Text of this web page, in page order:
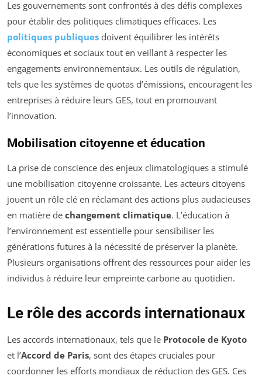
Les gouvernements sont confrontés à des défis complexes
pour établir des politiques climatiques efficaces. Les
politiques publiques doivent équilibrer les intérêts
économiques et sociaux tout en veillant à respecter les
engagements environnementaux. Les outils de régulation,
tels que les systèmes de quotas d’émissions, encouragent les
entreprises à réduire leurs GES, tout en promouvant
l’innovation.
Mobilisation citoyenne et éducation
La prise de conscience des enjeux climatologiques a stimulé
une mobilisation citoyenne croissante. Les acteurs citoyens
jouent un rôle clé en réclamant des actions plus audacieuses
en matière de changement climatique. L’éducation à
l’environnement est essentielle pour sensibiliser les
générations futures à la nécessité de préserver la planète.
Plusieurs organisations offrent des ressources pour aider les
individus à réduire leur empreinte carbone au quotidien.
Le rôle des accords internationaux
Les accords internationaux, tels que le Protocole de Kyoto
et l’Accord de Paris, sont des étapes cruciales pour
coordonner les efforts mondiaux de réduction des GES. Ces